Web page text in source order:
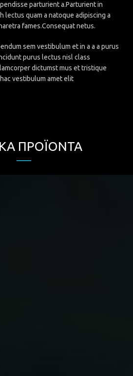
parturient a.Parturient in
lectus quam a natoque adipiscing a
fames.Consequat netus.
sem vestibulum et in a a a purus
purus lectus nisl class
dictumst mus et tristique
vestibulum amet elit
ΠΡΟΪΌΝΤΑ